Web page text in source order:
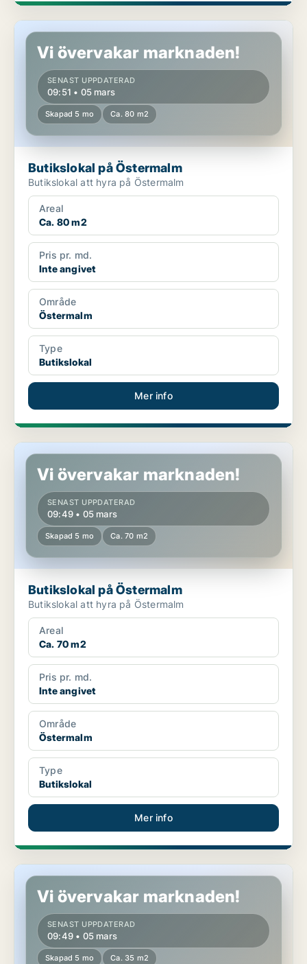
Butikslokal på Östermalm
Vi övervakar marknaden!
SENAST UPPDATERAD
09:51 • 05 mars
Skapad 5 mo Ca. 80 m2
Butikslokal på Östermalm
Butikslokal att hyra på Östermalm
Areal
Ca. 80 m2
Pris pr. md.
Inte angivet
Område
Östermalm
Type
Butikslokal
Mer info
Butikslokal på Östermalm
Vi övervakar marknaden!
SENAST UPPDATERAD
09:49 • 05 mars
Skapad 5 mo Ca. 70 m2
Butikslokal på Östermalm
Butikslokal att hyra på Östermalm
Areal
Ca. 70 m2
Pris pr. md.
Inte angivet
Område
Östermalm
Type
Butikslokal
Mer info
Butikslokal på Östermalm
Vi övervakar marknaden!
SENAST UPPDATERAD
09:49 • 05 mars
Skapad 5 mo Ca. 35 m2